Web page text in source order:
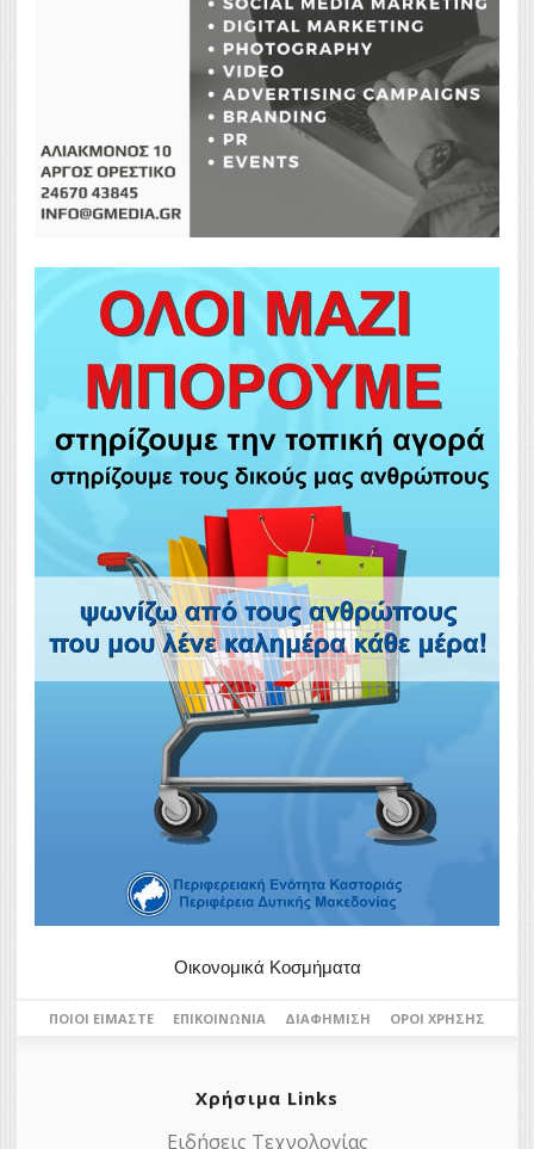
Οικονομικά Κοσμήματα
ΠΟΙΟΙ ΕΊΜΑΣΤΕ ΕΠΙΚΟΙΝΩΝΊΑ ΔΙΑΦΉΜΙΣΗ ΌΡΟΙ ΧΡΉΣΗΣ
Χρήσιμα Links
Ειδήσεις Τεχνολογίας